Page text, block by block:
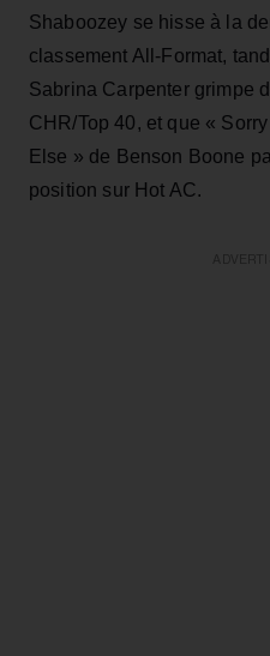
Shaboozey se hisse à la
classement All-Format,
Sabrina Carpenter grimpe
CHR/Top 40, et que «
Else » de Benson Boone
position sur Hot AC.